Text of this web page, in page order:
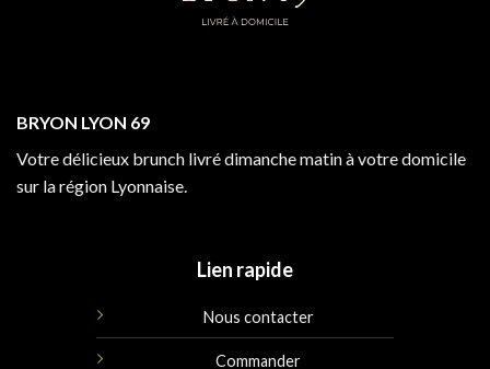
BRYON LYON 69
Votre délicieux brunch livré dimanche matin à votre domicile
sur la région Lyonnaise.
Lien rapide
Nous contacter
Commander